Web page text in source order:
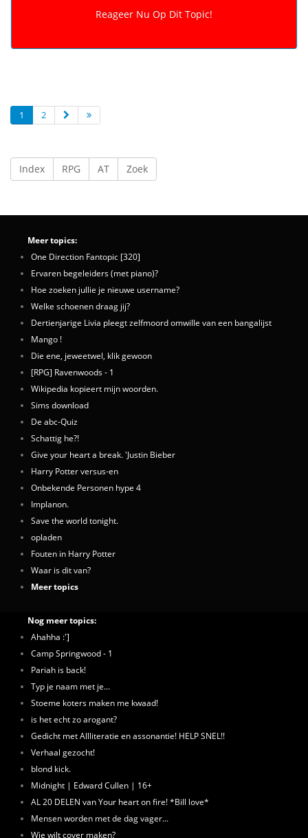
1 2
Index RPG AT Zoek
Meer topics:
One Direction Fantopic [320]
Ervaren begeleiders (met piano)?
Hoe zoeken jullie je nieuwe username?
Welke schoenen draag jij?
Dertienjarige Livia pleegt zelfmoord omwille van een bangalijst
Mango !
Die ene, jeweetwel, klik gewoon
[RPG] Ravenwoods - 1
Wikipedia kopieert mijn woorden.
Sims download
De abc-Quiz
Schattig he?!
Give your heart a break. 'Justin Bieber
Harry Potter versus-en
Onbekende Personen hype 4
Implanon.
Save the world tonight.
opladen
Fouten in Harry Potter
Waar is dit van?
Meer topics
Nog meer topics:
Ahahha :']
Camp Springwood - 1
Pariah is back!
Typ je naam met je...
Stoeme koters maken me kwaad!
is het echt zo arogant?
Gedicht met Allliteratie en assonantie! HELP SNEL!!
Verhaal gezocht!
blond kick.
Midnight | Edward Cullen | 16+
AL 20 DELEN van Your heart on fire! *Bill love*
Mensen worden met de dag vager...
Wie wilt cover maken?